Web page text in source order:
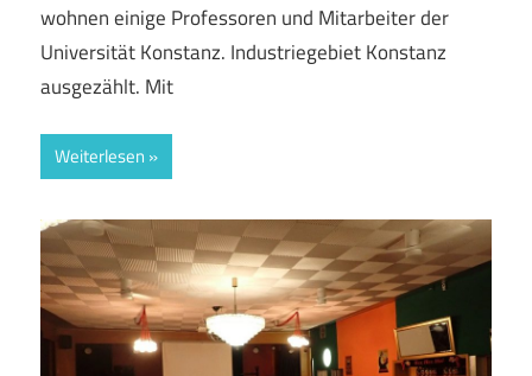
wohnen einige Professoren und Mitarbeiter der
Universität Konstanz. Industriegebiet Konstanz
ausgezählt. Mit
Weiterlesen